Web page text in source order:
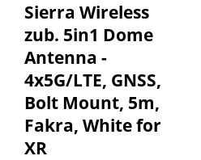
Sierra Wireless
zub. 5in1 Dome
Antenna -
4x5G/LTE, GNSS,
Bolt Mount, 5m,
Fakra, White for
XR